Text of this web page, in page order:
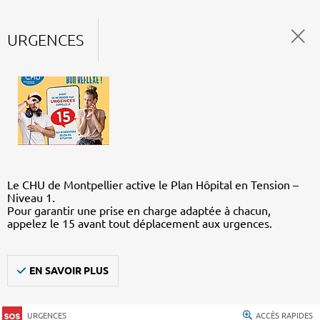
URGENCES
Le CHU de Montpellier active le Plan Hôpital en Tension –
Niveau 1.
Pour garantir une prise en charge adaptée à chacun,
appelez le 15 avant tout déplacement aux urgences.
EN SAVOIR PLUS
URGENCES ACCÈS RAPIDES